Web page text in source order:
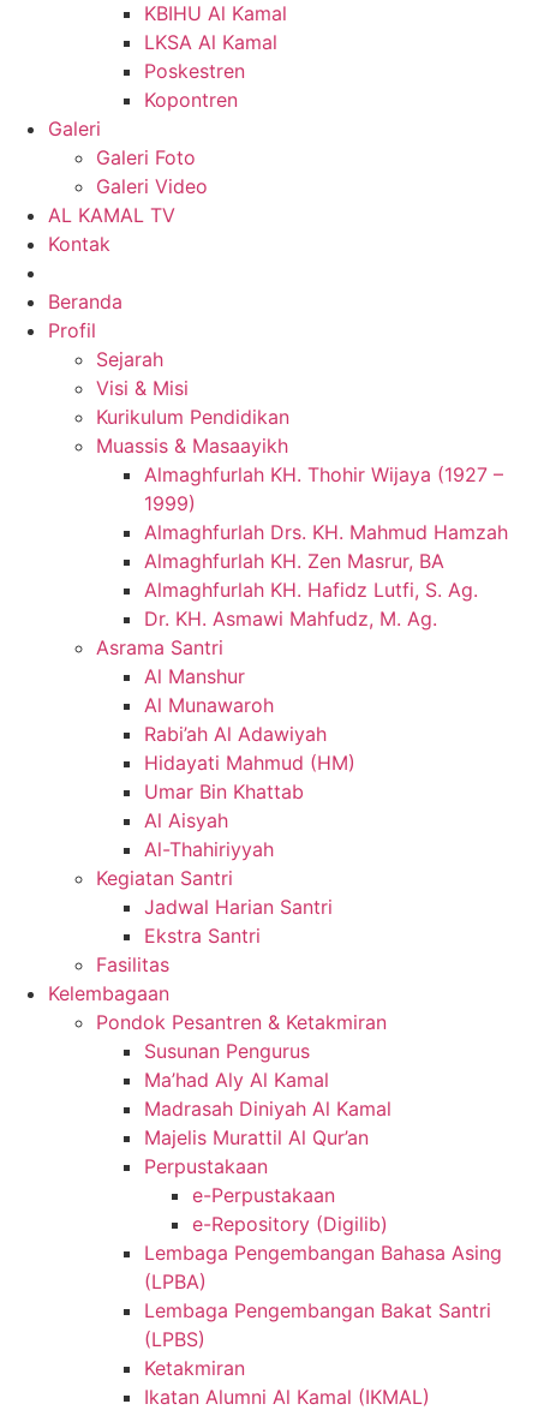
KBIHU Al Kamal
LKSA Al Kamal
Poskestren
Kopontren
Galeri
Galeri Foto
Galeri Video
AL KAMAL TV
Kontak
Beranda
Profil
Sejarah
Visi & Misi
Kurikulum Pendidikan
Muassis & Masaayikh
Almaghfurlah KH. Thohir Wijaya (1927 –
1999)
Almaghfurlah Drs. KH. Mahmud Hamzah
Almaghfurlah KH. Zen Masrur, BA
Almaghfurlah KH. Hafidz Lutfi, S. Ag.
Dr. KH. Asmawi Mahfudz, M. Ag.
Asrama Santri
Al Manshur
Al Munawaroh
Rabi’ah Al Adawiyah
Hidayati Mahmud (HM)
Umar Bin Khattab
Al Aisyah
Al-Thahiriyyah
Kegiatan Santri
Jadwal Harian Santri
Ekstra Santri
Fasilitas
Kelembagaan
Pondok Pesantren & Ketakmiran
Susunan Pengurus
Ma’had Aly Al Kamal
Madrasah Diniyah Al Kamal
Majelis Murattil Al Qur’an
Perpustakaan
e-Perpustakaan
e-Repository (Digilib)
Lembaga Pengembangan Bahasa Asing
(LPBA)
Lembaga Pengembangan Bakat Santri
(LPBS)
Ketakmiran
Ikatan Alumni Al Kamal (IKMAL)